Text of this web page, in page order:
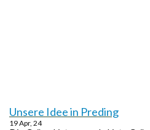
Unsere Idee in Preding
19Apr, 24